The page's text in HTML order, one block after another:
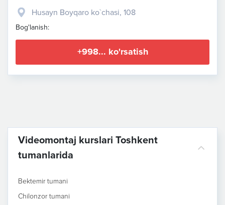
Husayn Boyqaro ko`chasi, 108
Bog'lanish:
+998... ko'rsatish
Videomontaj kurslari Toshkent
tumanlarida
Bektemir tumani
Chilonzor tumani